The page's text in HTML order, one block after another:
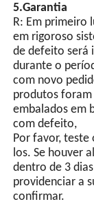
5.Garantia
R: Em primeiro
em rigoroso
de defeito será
durante o
com novo
produtos
embalados em
com defeito,
Por favor,
los. Se houver
dentro de 3
providenciar a
confirmar.